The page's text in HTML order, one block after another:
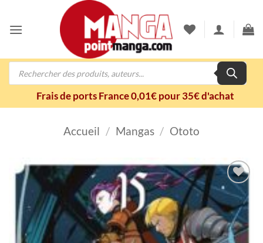
contenu
Recherche
Frais de ports France 0,01€ pour 35€ d'achat
Accueil / Mangas / Ototo
Ajouter
à la
wishlist